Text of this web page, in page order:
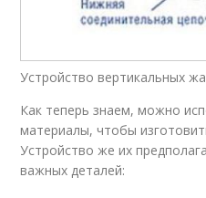
Устройство вертикальных
Как теперь знаем, можно
материалы, чтобы
Устройство же их
важных деталей: